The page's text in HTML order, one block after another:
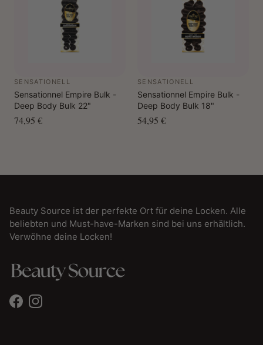
SENSATIONELL
Sensationnel Empire Bulk -
Deep Body Bulk 22"
74,95 €
SENSATIONELL
Sensationnel Empire Bulk -
Deep Body Bulk 18"
54,95 €
Beauty Source ist der perfekte Ort für deine Locken. Alle
beliebten und Must-have-Marken sind bei uns erhältlich.
Verwöhne deine Locken!
FacebookInstagram